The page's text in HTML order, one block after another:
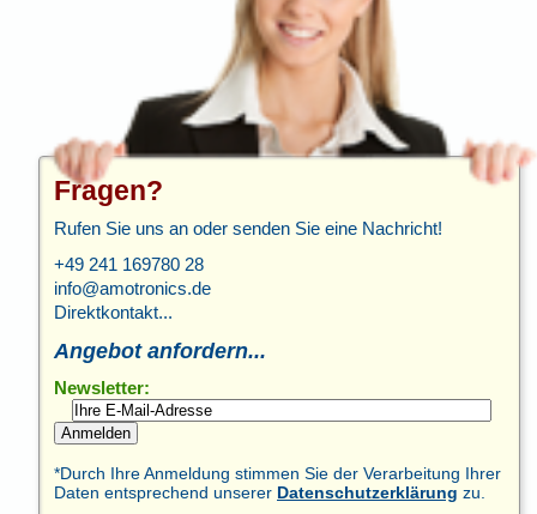
Fragen?
Rufen Sie uns an oder senden Sie eine Nachricht!
+49 241 169780 28
info@amotronics.de
Direktkontakt...
Angebot anfordern...
Newsletter:
Anmelden
*Durch Ihre Anmeldung stimmen Sie der Verarbeitung Ihrer
Daten entsprechend unserer Datenschutzerklärung zu.